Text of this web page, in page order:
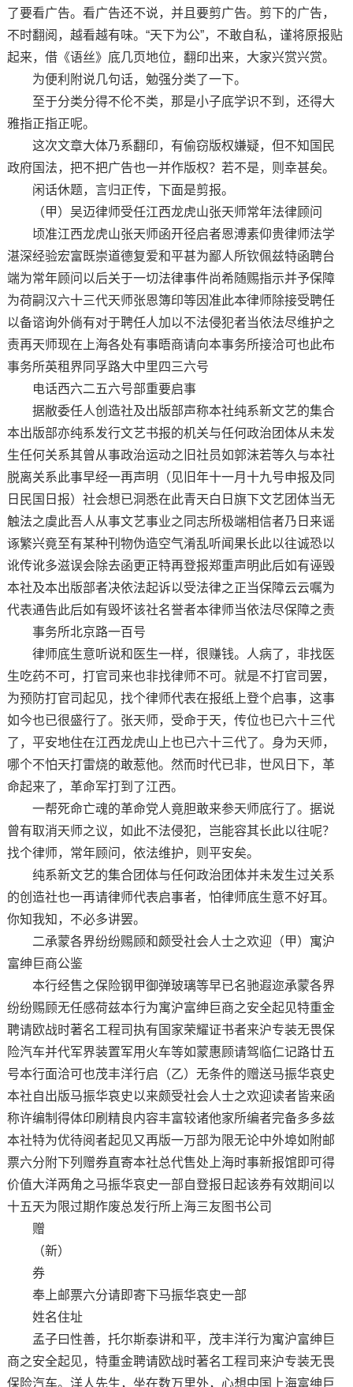
了要看广告。看广告还不说，并且要剪广告。剪下的广告，
不时翻阅，越看越有味。“天下为公”，不敢自私，谨将原报贴
起来，借《语丝》底几页地位，翻印出来，大家兴赏兴赏。
为便利附说几句话，勉强分类了一下。
至于分类分得不伦不类，那是小子底学识不到，还得大
雅指正指正呢。
这次文章大体乃系翻印，有偷窃版权嫌疑，但不知国民
政府国法，把不把广告也一并作版权？若不是，则幸甚矣。
闲话休题，言归正传，下面是剪报。
（甲）吴迈律师受任江西龙虎山张天师常年法律顾问
顷准江西龙虎山张天师函开径启者恩溥素仰贵律师法学
湛深经验宏富既崇道德复爱和平甚为鄙人所钦佩兹特函聘台
端为常年顾问以后关于一切法律事件尚希随赐指示并予保障
为荷嗣汉六十三代天师张恩簿印等因准此本律师除接受聘任
以备谘询外倘有对于聘任人加以不法侵犯者当依法尽维护之
责再天师现在上海各处有事晤商请向本事务所接洽可也此布
事务所英租界同孚路大中里四三六号
电话西六二五六号部重要启事
据敝委任人创造社及出版部声称本社纯系新文艺的集合
本出版部亦纯系发行文艺书报的机关与任何政治团体从未发
生任何关系其曾从事政治运动之旧社员如郭沫若等久与本社
脱离关系此事早经一再声明（见旧年十一月十九号申报及同
日民国日报）社会想已洞悉在此青天白日旗下文艺团体当无
触法之虞此吾人从事文艺事业之同志所极端相信者乃日来谣
诼繁兴竟至有某种刊物伪造空气淆乱听闻果长此以往诚恐以
讹传讹多滋误会除去函更正特再登报郑重声明此后如有诬毁
本社及本出版部者决依法起诉以受法律之正当保障云云嘱为
代表通告此后如有毁坏该社名誉者本律师当依法尽保障之责
事务所北京路一百号
律师底生意听说和医生一样，很赚钱。人病了，非找医
生吃药不可，打官司来也非找律师不可。就是不打官司罢，
为预防打官司起见，找个律师代表在报纸上登个启事，这事
如今也已很盛行了。张天师，受命于天，传位也已六十三代
了，平安地住在江西龙虎山上也已六十三代了。身为天师，
哪个不怕天打雷烧的敢惹他。然而时代已非，世风日下，革
命起来了，革命军打到了江西。
一帮死命亡魂的革命党人竟胆敢来参天师底行了。据说
曾有取消天师之议，如此不法侵犯，岂能容其长此以往呢？
找个律师，常年顾问，依法维护，则平安矣。
纯系新文艺的集合团体与任何政治团体并未发生过关系
的创造社也一再请律师代表启事者，怕律师底生意不好耳。
你知我知，不必多讲罢。
二承蒙各界纷纷赐顾和颇受社会人士之欢迎（甲）寓沪
富绅巨商公鉴
本行经售之保险钢甲御弹玻璃等早已名驰遐迩承蒙各界
纷纷赐顾无任感荷兹本行为寓沪富绅巨商之安全起见特重金
聘请欧战时著名工程司执有国家荣耀证书者来沪专装无畏保
险汽车并代军界装置军用火车等如蒙惠顾请驾临仁记路廿五
号本行面洽可也茂丰洋行启（乙）无条件的赠送马振华哀史
本社自出版马振华哀史以来颇受社会人士之欢迎读者皆来函
称许编制得体印刷精良内容丰富较诸他家所编者完备多多兹
本社特为优待阅者起见又再版一万部为限无论中外埠如附邮
票六分附下列赠券直寄本社总代售处上海时事新报馆即可得
价值大洋两角之马振华哀史一部自登报日起该券有效期间以
十五天为限过期作废总发行所上海三友图书公司
赠
（新）
券
奉上邮票六分请即寄下马振华哀史一部
姓名住址
孟子曰性善，托尔斯泰讲和平，茂丰洋行为寓沪富绅巨
商之安全起见，特重金聘请欧战时著名工程司来沪专装无畏
保险汽车。洋人先生，坐在数万里外，心想中国上海富绅巨